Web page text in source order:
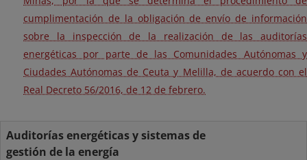
cumplimentación de la obligación de envío de información
sobre la inspección de la realización de las auditorías
energéticas por parte de las Comunidades Autónomas y
Ciudades Autónomas de Ceuta y Melilla, de acuerdo con el
Real Decreto 56/2016, de 12 de febrero.
Auditorías energéticas y sistemas de
gestión de la energía